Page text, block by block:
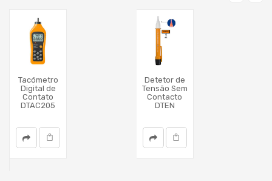
Tacómetro
Digital de
Contato
DTAC205
Detetor de
Tensão Sem
Contacto
DTEN